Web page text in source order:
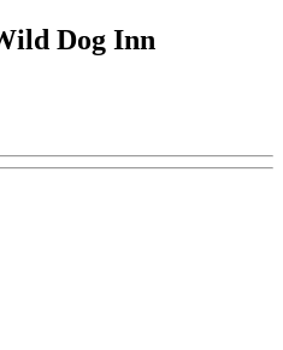
Dog Inn